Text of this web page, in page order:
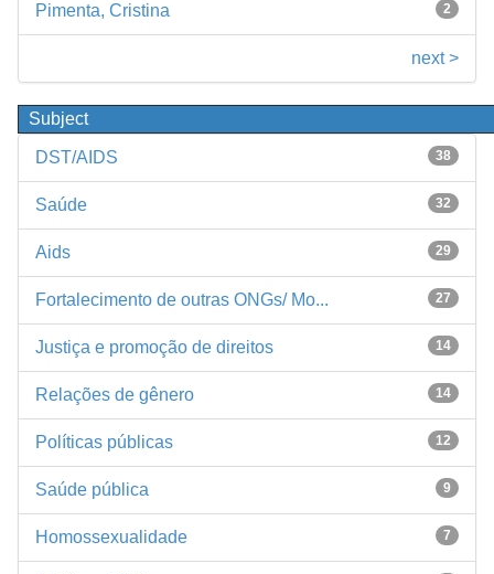
2
Pimenta, Cristina
next >
Subject
38
DST/AIDS
32
Saúde
29
Aids
27
Fortalecimento de outras ONGs/ Mo...
14
Justiça e promoção de direitos
14
Relações de gênero
12
Políticas públicas
9
Saúde pública
7
Homossexualidade